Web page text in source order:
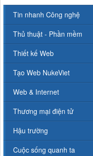
Tin nhanh Công nghệ
Thủ thuật - Phần mềm
Thiết kế Web
Tạo Web NukeViet
Web & Internet
Thương mại điện tử
Hậu trường
Cuộc sống quanh ta